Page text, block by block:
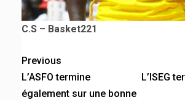
C.S – Basket221
Previous
L’ASFO termine
également sur une bonne
L’ISEG